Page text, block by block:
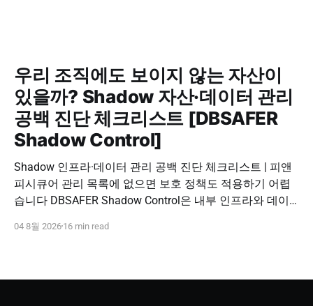
우리 조직에도 보이지 않는 자산이
있을까? Shadow 자산·데이터 관리
공백 진단 체크리스트 [DBSAFER
Shadow Control]
Shadow 인프라·데이터 관리 공백 진단 체크리스트 | 피앤
피시큐어 관리 목록에 없으면 보호 정책도 적용하기 어렵
습니다 DBSAFER Shadow Control은 내부 인프라와 데이
나의 보안 운영 흐름으로 제공합니다. DBSAFER Shadow
04 8월 2026 16 min read